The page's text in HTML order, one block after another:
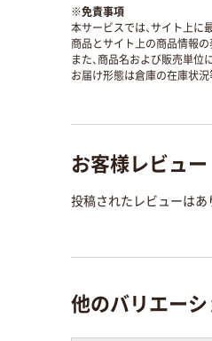
※免責事項
本サービスでは、サイト上に
商品とサイト上の商品情報
また、商品名および販売単位
お届け形態は倉庫の在庫状
お客様レビュー
投稿されたレビューはあ
他のバリエー